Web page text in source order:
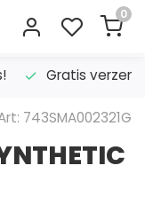
0
Gratis
743SMA002321G